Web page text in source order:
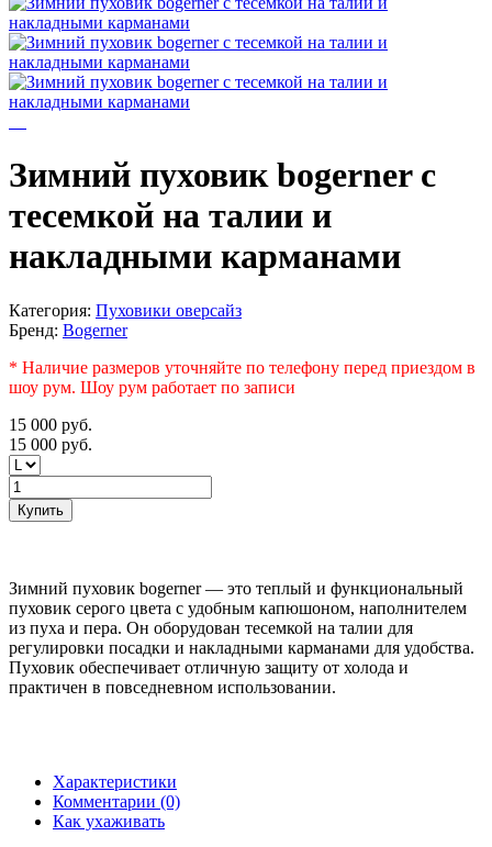
Зимний пуховик bogerner с
тесемкой на талии и
накладными карманами
Категория: Пуховики оверсайз
Бренд: Bogerner
* Наличие размеров уточняйте по телефону перед приездом в
шоу рум. Шоу рум работает по записи
15 000 руб.
15 000 руб.
Купить
Зимний пуховик bogerner — это теплый и функциональный
пуховик серого цвета с удобным капюшоном, наполнителем
из пуха и пера. Он оборудован тесемкой на талии для
регулировки посадки и накладными карманами для удобства.
Пуховик обеспечивает отличную защиту от холода и
практичен в повседневном использовании.
Характеристики
Комментарии (0)
Как ухаживать